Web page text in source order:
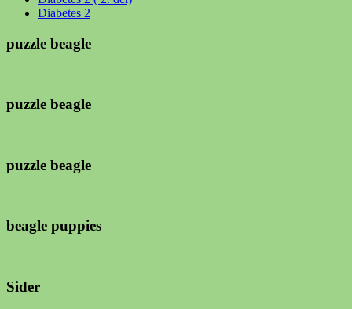
Diabetes 2
puzzle beagle
puzzle beagle
puzzle beagle
beagle puppies
Sider